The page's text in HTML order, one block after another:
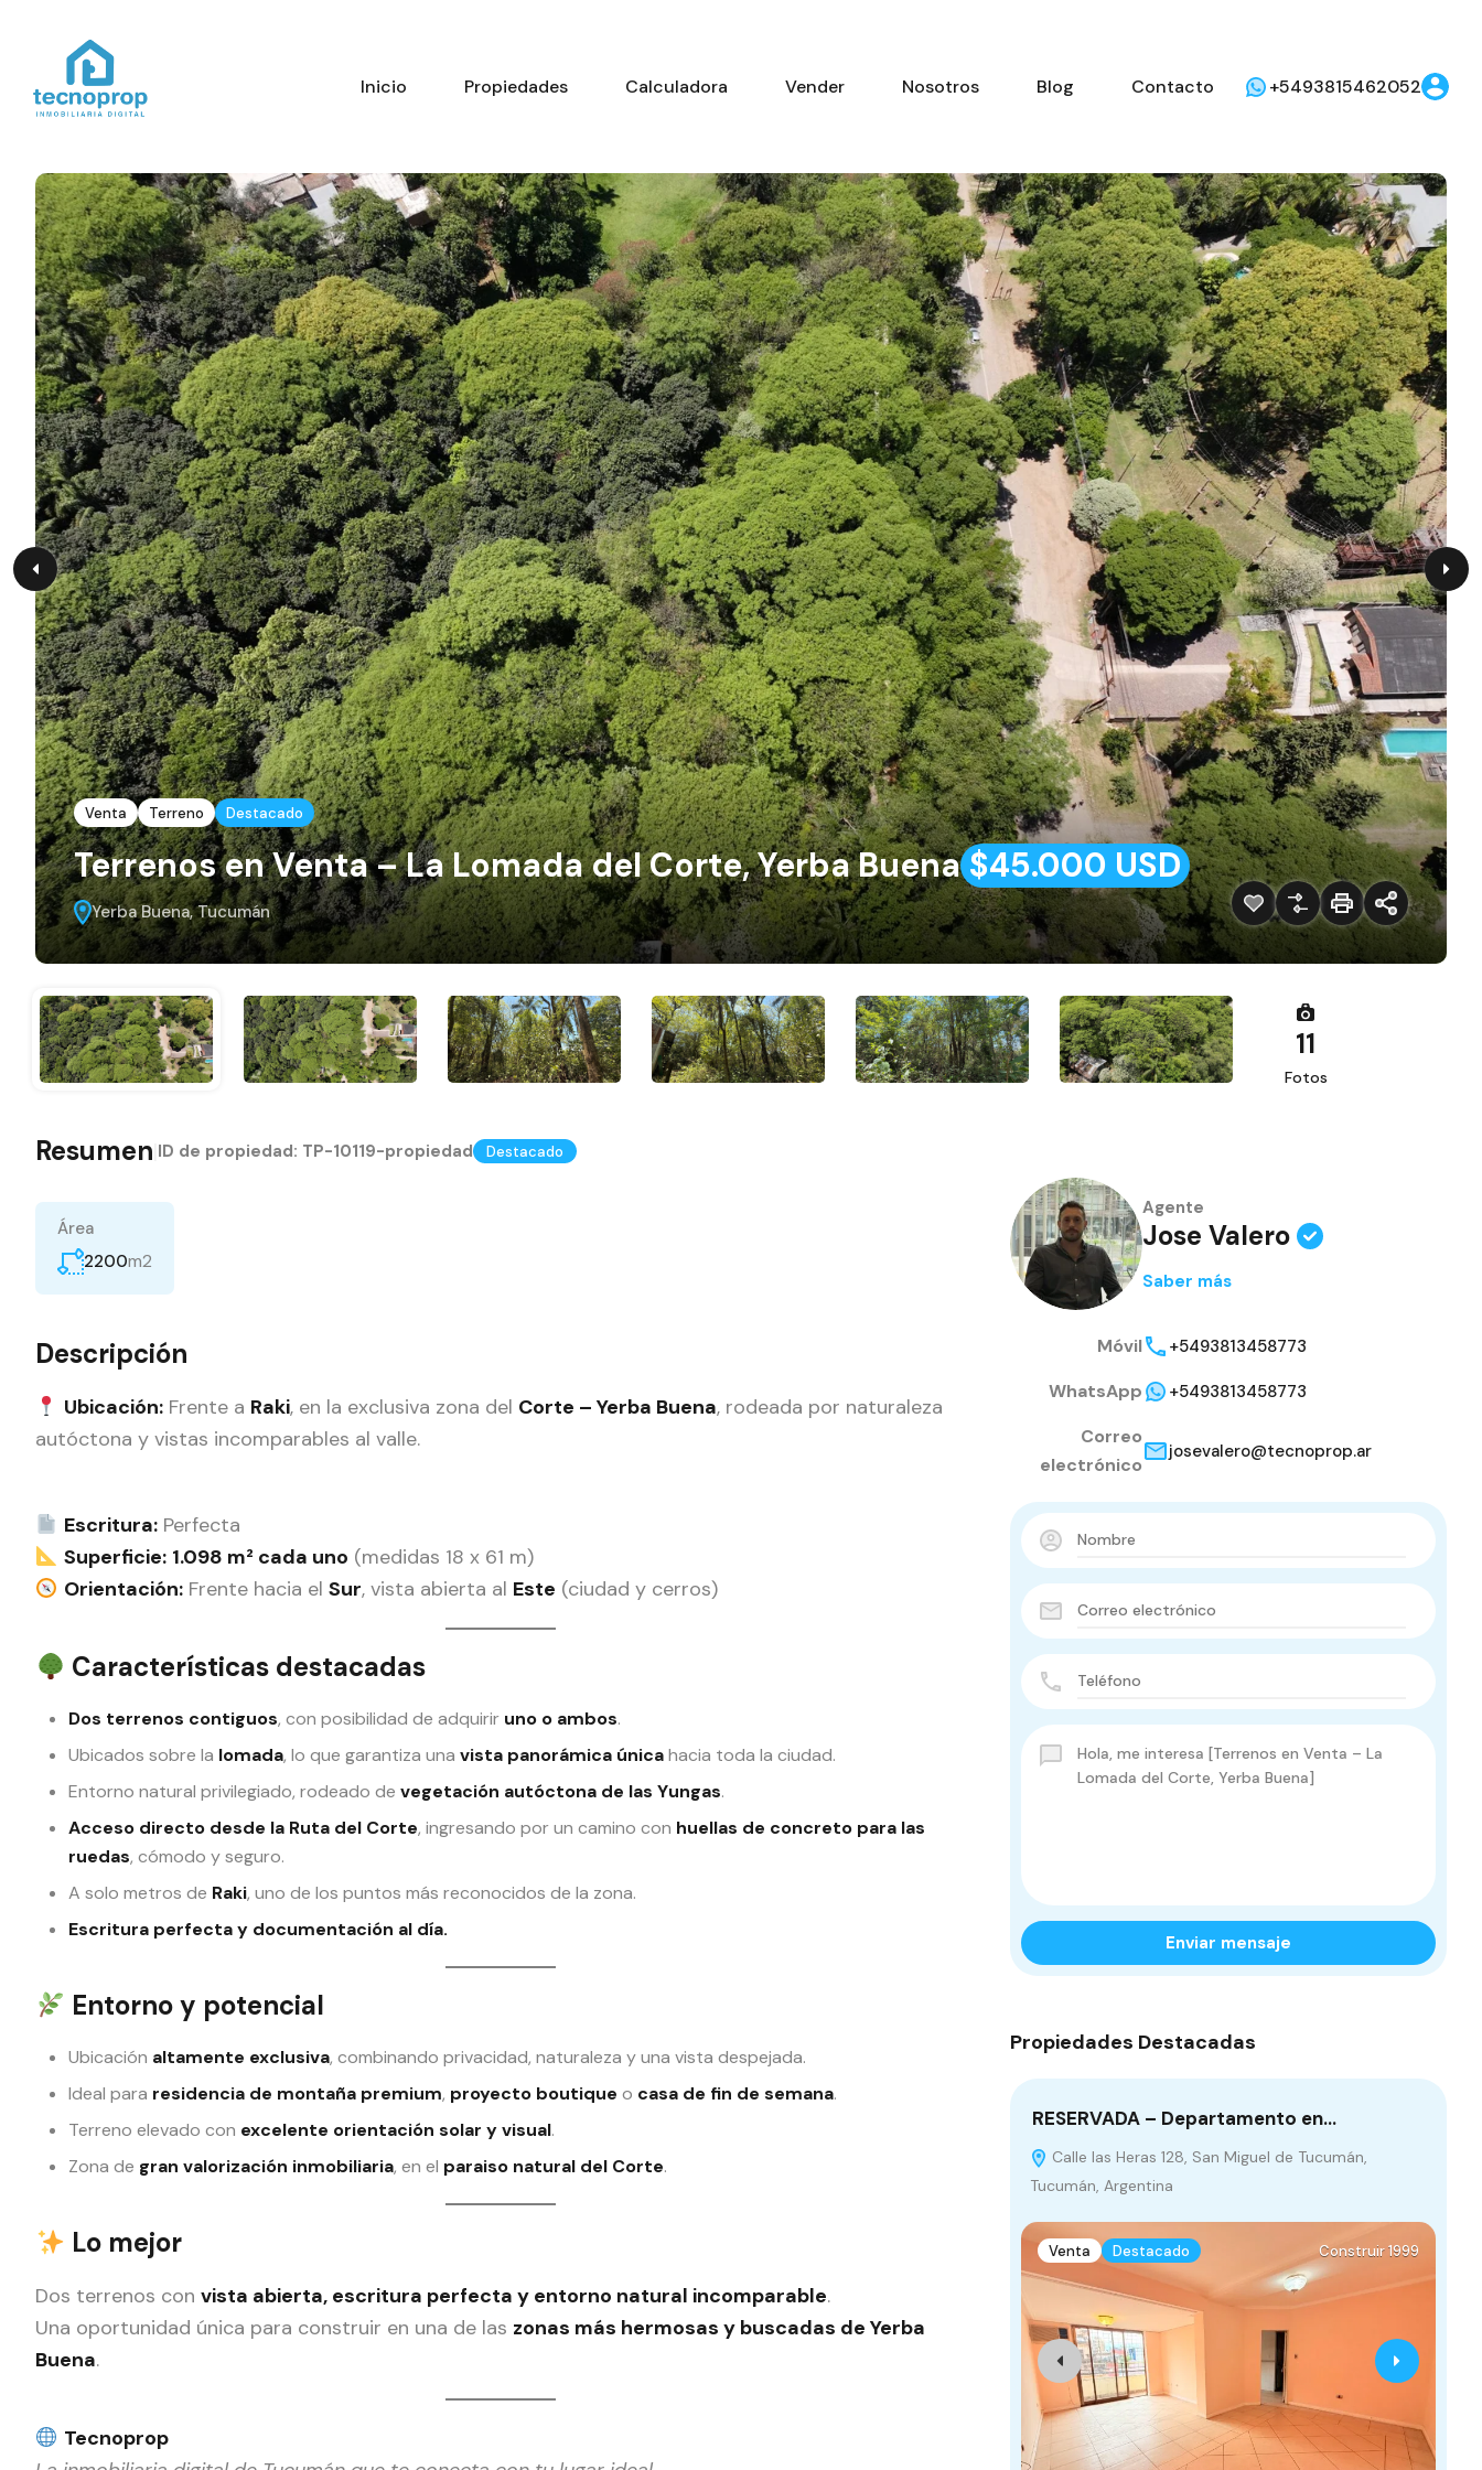
Inicio Propiedades Calculadora Vender Nosotros Blog Contacto +5493815462052
Venta Terreno Destacado
Terrenos en Venta – La Lomada del Corte, Yerba Buena $45.000 USD
Yerba Buena, Tucumán
11
Fotos
Resumen ID de propiedad: TP-10119-propiedad Destacado
Área
2200m2
Descripción
Ubicación:Frente a Raki, en la exclusiva zona del Corte – Yerba Buena, rodeada por naturaleza
autóctona y vistas incomparables al valle.
Escritura:Perfecta
Superficie: 1.098 m² cada uno (medidas 18 x 61 m)
Orientación:Frente hacia el Sur, vista abierta al Este (ciudad y cerros)
Características destacadas
Dos terrenos contiguos, con posibilidad de adquirir uno o ambos.
Ubicados sobre la lomada, lo que garantiza una vista panorámica únicahacia toda la ciudad.
Entorno natural privilegiado, rodeado de vegetación autóctona de las Yungas.
Acceso directo desde la Ruta del Corte, ingresando por un camino con huellas de concreto para las
ruedas, cómodo y seguro.
A solo metros de Raki, uno de los puntos más reconocidos de la zona.
Escritura perfecta y documentación al día.
Entorno y potencial
Ubicación altamente exclusiva, combinando privacidad, naturaleza y una vista despejada.
Ideal para residencia de montaña premium, proyecto boutique o casa de fin de semana.
Terreno elevado con excelente orientación solar y visual.
Zona de gran valorización inmobiliaria, en el paraiso natural del Corte.
Lo mejor
Dos terrenos con vista abierta, escritura perfecta y entorno natural incomparable.
Una oportunidad única para construir en una de las zonas más hermosas y buscadas de Yerba
Buena.
Tecnoprop
Agente
Jose Valero
Saber más
Móvil +5493813458773
WhatsApp +5493813458773
Correo
electrónico
josevalero@tecnoprop.ar
Enviar mensaje
Propiedades Destacadas
RESERVADA – Departamento en…
Calle las Heras 128, San Miguel de Tucumán,
Tucumán, Argentina
Venta Destacado Construir 1999